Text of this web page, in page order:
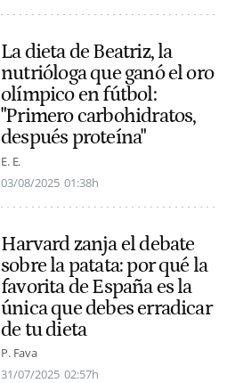
La dieta de Beatriz, la
nutrióloga que ganó el oro
olímpico en fútbol:
"Primero carbohidratos,
después proteína"
E. E.
03/08/2025 01:38h
Harvard zanja el debate
sobre la patata: por qué la
favorita de España es la
única que debes erradicar
de tu dieta
P. Fava
31/07/2025 02:57h